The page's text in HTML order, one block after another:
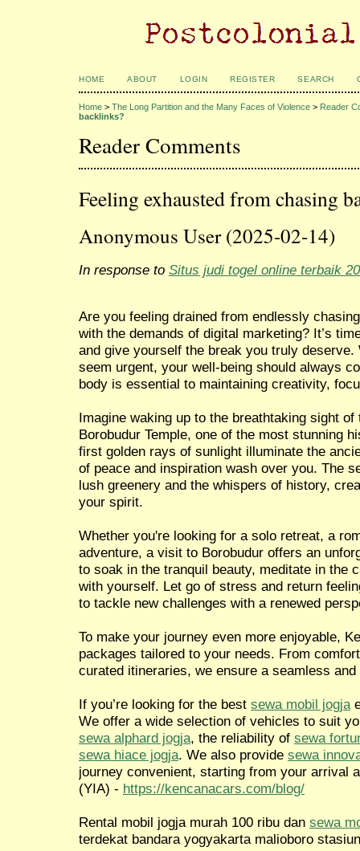
HOME ABOUT LOGIN REGISTER SEARCH
Home > The Long Partition and the Many Faces of Violence > Reader
backlinks?
Reader Comments
Feeling exhausted from chasing
Anonymous User (2025-02-14)
In response to Situs judi togel online terbaik
Are you feeling drained from endlessly
with the demands of digital marketing? It’s
and give yourself the break you truly
seem urgent, your well-being should always
body is essential to maintaining creativity,
Imagine waking up to the breathtaking sight
Borobudur Temple, one of the most stunning
first golden rays of sunlight illuminate the
of peace and inspiration wash over you. The
lush greenery and the whispers of history,
your spirit.
Whether you're looking for a solo retreat, a
adventure, a visit to Borobudur offers an
to soak in the tranquil beauty, meditate in the
with yourself. Let go of stress and return
to tackle new challenges with a renewed
To make your journey even more enjoyable,
packages tailored to your needs. From
curated itineraries, we ensure a seamless
If you’re looking for the best sewa mobil jogja
We offer a wide selection of vehicles to suit
sewa alphard jogja, the reliability of sewa
sewa hiace jogja. We also provide sewa
journey convenient, starting from your arrival
(YIA) - https://kencanacars.com/blog/
Rental mobil jogja murah 100 ribu dan sewa
terdekat bandara yogyakarta malioboro